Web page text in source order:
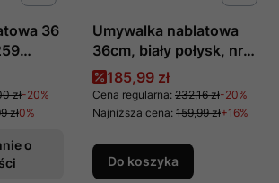
36
zł-20%
zł0%
o
Umywalka nablatowa
36cm, biały połysk, nr
kat. UN-WIKI-SW ,
producent Comad
Cena promocyjna
185,99 zł
Cena regularna: 232,16 zł-20%
Najniższa cena: 159,99 zł+16%
Do koszyka